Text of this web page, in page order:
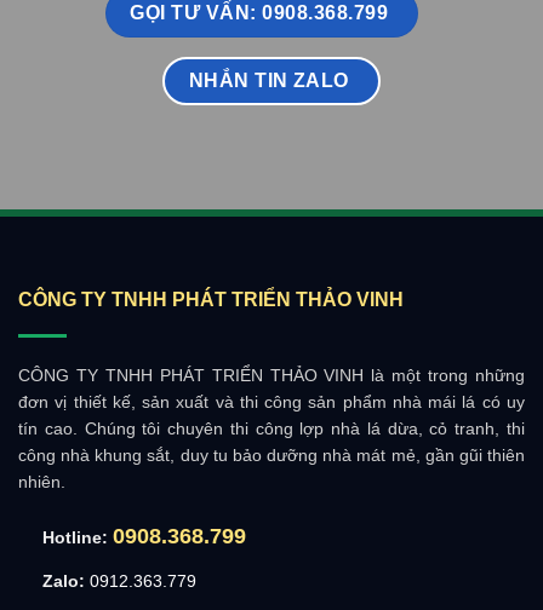
GỌI TƯ VẤN: 0908.368.799
NHẮN TIN ZALO
CÔNG TY TNHH PHÁT TRIỂN THẢO VINH
CÔNG TY TNHH PHÁT TRIỂN THẢO VINH là một trong những
đơn vị thiết kế, sản xuất và thi công sản phẩm nhà mái lá có uy
tín cao. Chúng tôi chuyên thi công lợp nhà lá dừa, cỏ tranh, thi
công nhà khung sắt, duy tu bảo dưỡng nhà mát mẻ, gần gũi thiên
nhiên.
Hotline: 0908.368.799
Zalo: 0912.363.779